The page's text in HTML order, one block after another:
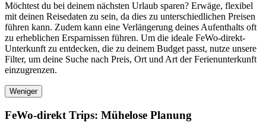
Möchtest du bei deinem nächsten Urlaub sparen? Erwäge, flexibel
mit deinen Reisedaten zu sein, da dies zu unterschiedlichen Preisen
führen kann. Zudem kann eine Verlängerung deines Aufenthalts oft
zu erheblichen Ersparnissen führen. Um die ideale FeWo-direkt-
Unterkunft zu entdecken, die zu deinem Budget passt, nutze unsere
Filter, um deine Suche nach Preis, Ort und Art der Ferienunterkunft
einzugrenzen.
Weniger
FeWo-direkt Trips: Mühelose Planung